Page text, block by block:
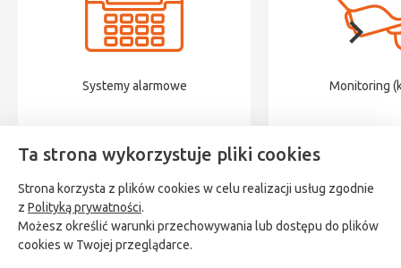
Systemy alarmowe Monitoring
Ta strona wykorzystuje pliki cookies
Strona korzysta z plików cookies w celu realizacji usług zgodnie
z Polityką prywatności.
Możesz określić warunki przechowywania lub dostępu do plików
cookies w Twojej przeglądarce.